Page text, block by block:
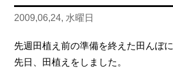
2009,06,24, 水曜日
先週田植え前の準備を終えた田んぼに
先日、田植えをしました。